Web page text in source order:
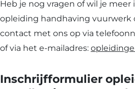
Heb je nog vragen of wil je meer
opleiding handhaving vuurwerk
contact met ons op via
of via het e-mailadres:
Inschrijfformulier